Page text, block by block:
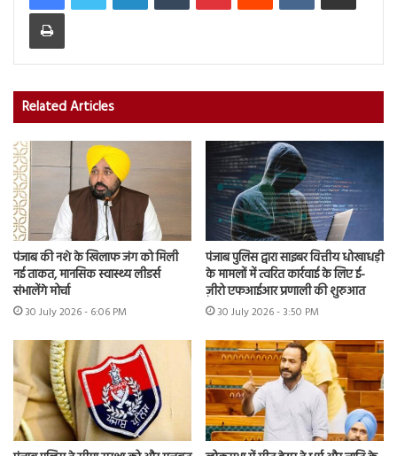
Print
Related Articles
पंजाब की नशे के खिलाफ जंग को मिली
नई ताकत, मानसिक स्वास्थ्य लीडर्स
संभालेंगे मोर्चा
30 July 2026 - 6:06 PM
पंजाब पुलिस द्वारा साइबर वित्तीय धोखाधड़ी
के मामलों में त्वरित कार्रवाई के लिए ई-
ज़ीरो एफआईआर प्रणाली की शुरुआत
30 July 2026 - 3:50 PM